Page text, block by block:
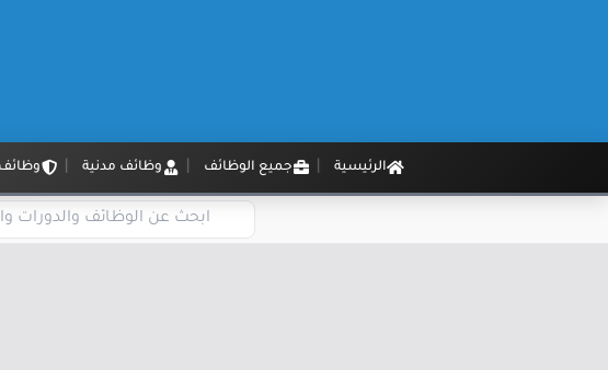
الرئيسية جميع الوظائف وظائف مدنية